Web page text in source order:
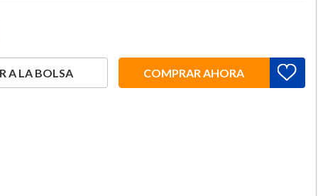
A LA BOLSA COMPRAR AHORA